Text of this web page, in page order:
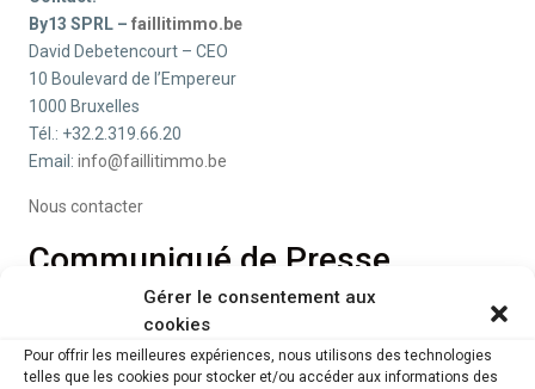
Gérer le consentement aux
cookies
Pour offrir les meilleures expériences, nous utilisons des technologies
telles que les cookies pour stocker et/ou accéder aux informations des
By13 SPRL – faillitimmo.be
David Debetencourt – CEO
10 Boulevard de l’Empereur
1000 Bruxelles
Tél.: +32.2.319.66.20
Email: info@faillitimmo.be
Nous contacter
Communiqué de Presse
Lire aussi :